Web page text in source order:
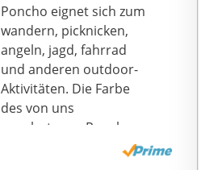
Camping, Wandern,
Picknick, Reiten, Angeln,
Ausflug, Musikfestival,
Outdoor-Aktivitäten
MEHRFACHGEBRAUCH:
Der Mehrzweck-
Regenponcho kann als
Poncho eignet sich zum
wandern, picknicken,
angeln, jagd, fahrrad
und anderen outdoor-
Aktivitäten. Die Farbe
des von uns
angebotenen Ponchos
ist Camouflage, Grün,